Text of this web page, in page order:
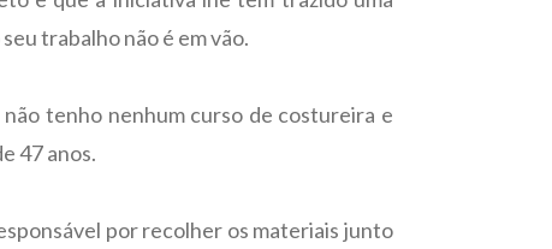
trabalho não é em vão.
tenho nenhum curso de costureira e
47 anos.
por recolher os materiais junto